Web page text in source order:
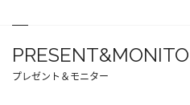
プレゼント＆モニター